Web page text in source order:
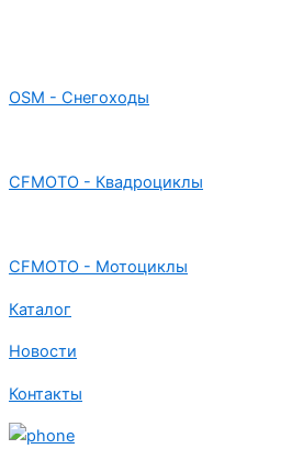
OSM - Снегоходы
CFMOTO - Квадроциклы
CFMOTO - Мотоциклы
Каталог
Новости
Контакты